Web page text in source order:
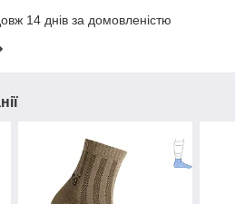
14 днів за домовленістю